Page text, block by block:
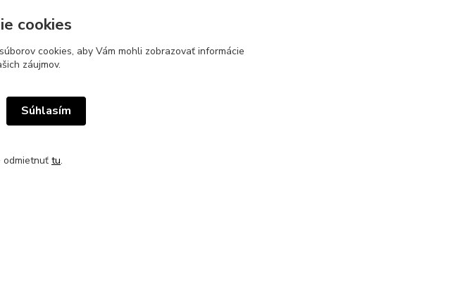
cesty pri motoreste Ladomer medzi
Garaj a COOP Jednota
045/671 63 50
cookies
cookies, aby Vám mohli zobrazovať informácie
záujmov.
Súhlasím
odmietnuť tu.